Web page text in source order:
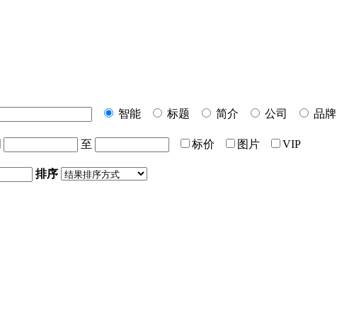
智能
标题 简介 公司
品牌
至 标价 图片
VIP
排序